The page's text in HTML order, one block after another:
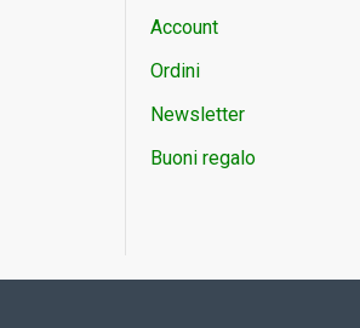
Account
Ordini
Newsletter
Buoni regalo